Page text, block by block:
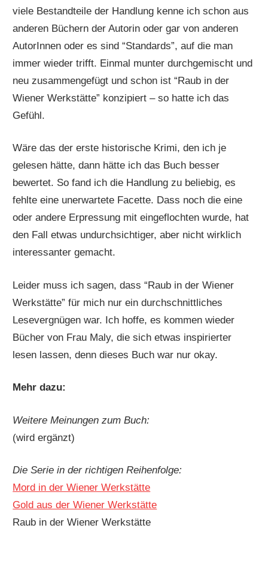
viele Bestandteile der Handlung kenne ich schon aus
anderen Büchern der Autorin oder gar von anderen
AutorInnen oder es sind “Standards”, auf die man
immer wieder trifft. Einmal munter durchgemischt und
neu zusammengefügt und schon ist “Raub in der
Wiener Werkstätte” konzipiert – so hatte ich das
Gefühl.
Wäre das der erste historische Krimi, den ich je
gelesen hätte, dann hätte ich das Buch besser
bewertet. So fand ich die Handlung zu beliebig, es
fehlte eine unerwartete Facette. Dass noch die eine
oder andere Erpressung mit eingeflochten wurde, hat
den Fall etwas undurchsichtiger, aber nicht wirklich
interessanter gemacht.
Leider muss ich sagen, dass “Raub in der Wiener
Werkstätte” für mich nur ein durchschnittliches
Lesevergnügen war. Ich hoffe, es kommen wieder
Bücher von Frau Maly, die sich etwas inspirierter
lesen lassen, denn dieses Buch war nur okay.
Mehr dazu:
Weitere Meinungen zum Buch:
(wird ergänzt)
Die Serie in der richtigen Reihenfolge:
Mord in der Wiener Werkstätte
Gold aus der Wiener Werkstätte
Raub in der Wiener Werkstätte